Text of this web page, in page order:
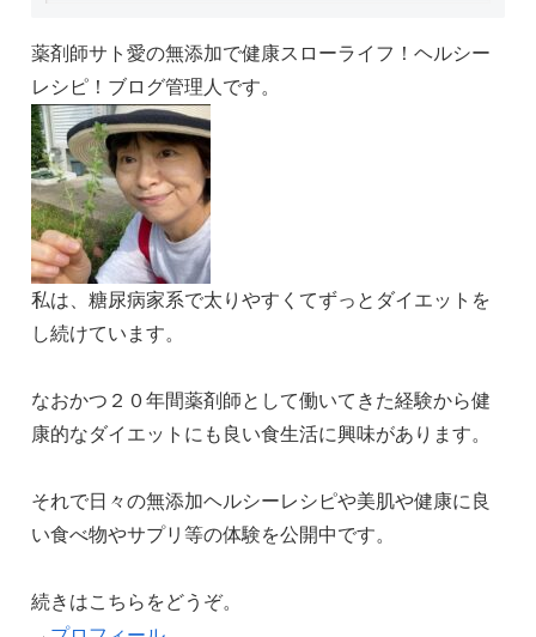
薬剤師サト愛の無添加で健康スローライフ！ヘルシー
レシピ！ブログ管理人です。
私は、糖尿病家系で太りやすくてずっとダイエットを
し続けています。
なおかつ２０年間薬剤師として働いてきた経験から健
康的なダイエットにも良い食生活に興味があります。
それで日々の無添加ヘルシーレシピや美肌や健康に良
い食べ物やサプリ等の体験を公開中です。
続きはこちらをどうぞ。